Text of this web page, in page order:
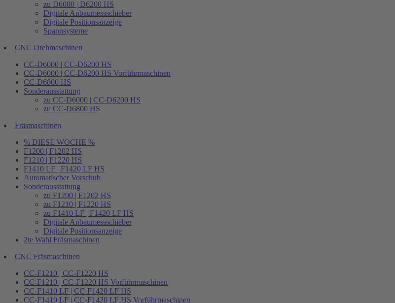
zu D6000 | D6200 HS
Digitale Anbaumessschieber
Digitale Positionsanzeige
Spannsysteme
CNC Drehmaschinen
CC-D6000 | CC-D6200 HS
CC-D6000 | CC-D6200 HS Vorführmaschinen
CC-D6800 HS
Sonderausstattung
zu CC-D6000 | CC-D6200 HS
zu CC-D6800 HS
Fräsmaschinen
% DIESE WOCHE %
F1200 | F1202 HS
F1210 | F1220 HS
F1410 LF | F1420 LF HS
Automatischer Vorschub
Sonderausstattung
zu F1200 | F1202 HS
zu F1210 | F1220 HS
zu F1410 LF | F1420 LF HS
Digitale Anbaumessschieber
Digitale Positionsanzeige
2te Wahl Fräsmaschinen
CNC Fräsmaschinen
CC-F1210 | CC-F1220 HS
CC-F1210 | CC-F1220 HS Vorführmaschinen
CC-F1410 LF | CC-F1420 LF HS
CC-F1410 LF | CC-F1420 LF HS Vorführmaschinen